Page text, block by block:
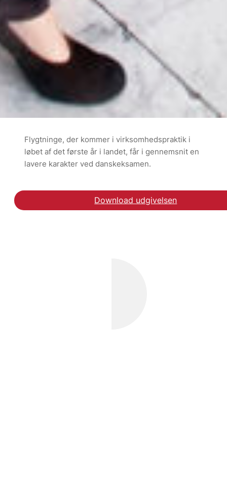
Flygtninge, der kommer i virksomhedspraktik i
løbet af det første år i landet, får i gennemsnit en
lavere karakter ved danskeksamen.
Download udgivelsen
Læs arbejdspapiret